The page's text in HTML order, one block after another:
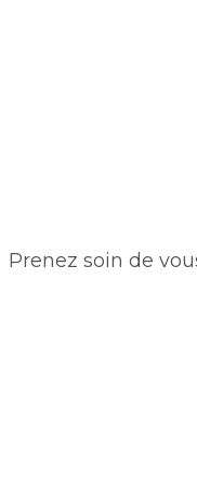
Prenez soin de